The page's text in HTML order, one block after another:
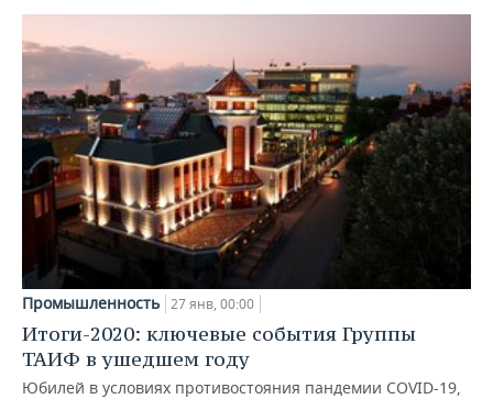
Промышленность 27 янв, 00:00
Итоги-2020: ключевые события Группы
ТАИФ в ушедшем году
Юбилей в условиях противостояния пандемии COVID-19,